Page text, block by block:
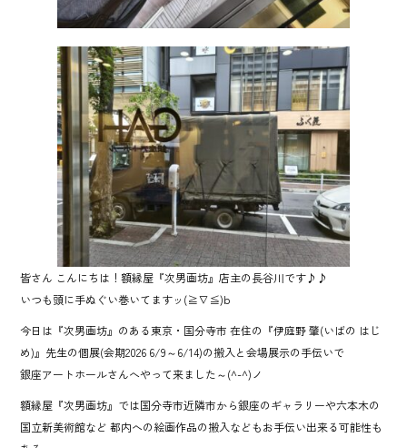
皆さん こんにちは！額縁屋『次男画坊』店主の長谷川です♪♪
いつも頭に手ぬぐい巻いてますッ(≧∇≦)b
今日は『次男画坊』のある東京・国分寺市 在住の『伊庭野 肇(いばの はじ
め)』先生の個展(会期2026 6/9～6/14)の搬入と会場展示の手伝いで
銀座アートホールさんへやって来ました～(^-^)ノ
額縁屋『次男画坊』では国分寺市近隣市から銀座のギャラリーや六本木の
国立新美術館など 都内への絵画作品の搬入などもお手伝い出来る可能性も